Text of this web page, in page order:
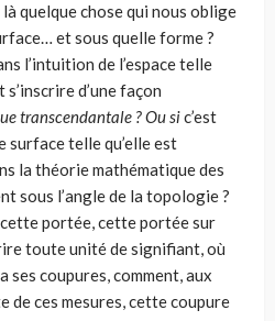
quelque chose qui nous oblige
et sous quelle forme ?
l’intuition de l’espace telle
d’une façon
transcendantale ? Ou sic’est
surface telle qu’elle est
la théorie mathématique des
sous l’angle de la topologie ?
portée, cette portée sur
toute unité de signifiant, où
ses coupures, comment, aux
de ces mesures, cette cou­pure